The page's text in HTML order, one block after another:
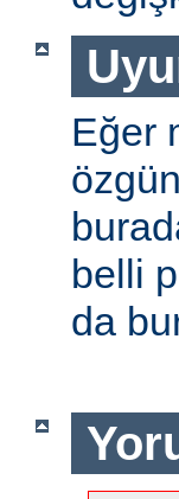
Eğer
belli
da